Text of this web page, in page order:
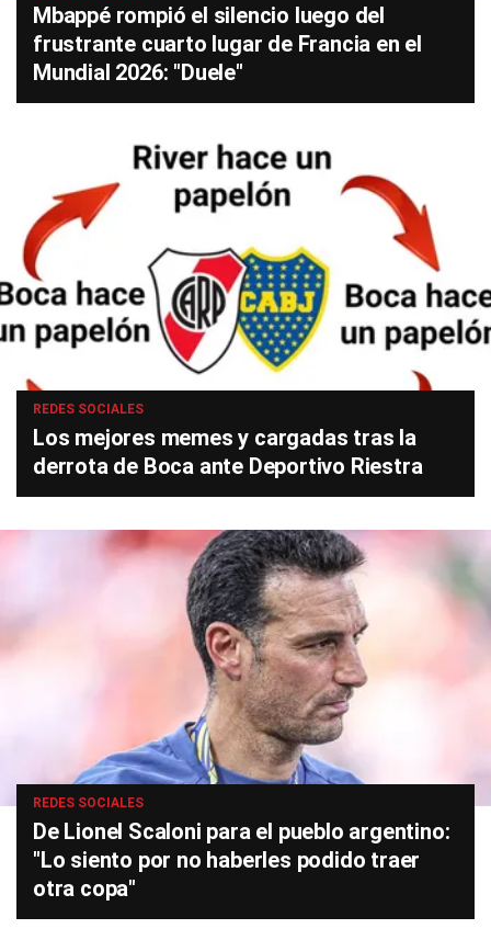
Mbappé rompió el silencio luego del
frustrante cuarto lugar de Francia en el
Mundial 2026: "Duele"
REDES SOCIALES
Los mejores memes y cargadas tras la
derrota de Boca ante Deportivo Riestra
REDES SOCIALES
De Lionel Scaloni para el pueblo argentino:
"Lo siento por no haberles podido traer
otra copa"